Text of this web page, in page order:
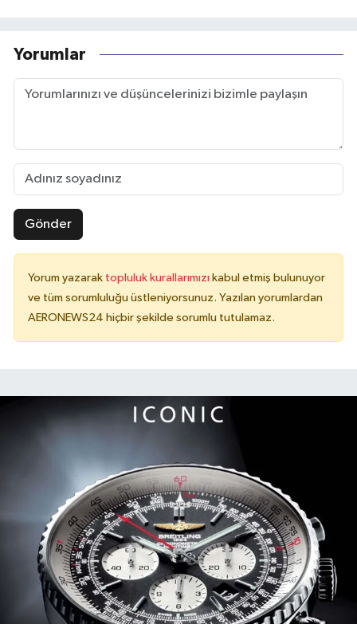
Yorumlar
Gönder
Yorum yazarak topluluk kurallarımızı kabul etmiş bulunuyor
ve tüm sorumluluğu üstleniyorsunuz. Yazılan yorumlardan
AERONEWS24 hiçbir şekilde sorumlu tutulamaz.